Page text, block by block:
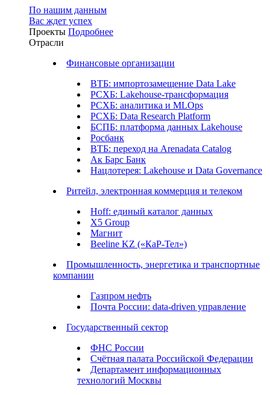
По нашим данным
Вас ждет успех
Проекты Подробнее
Отрасли
Финансовые организации
ВТБ: импортозамещение Data Lake
РСХБ: Lakehouse-трансформация
РСХБ: аналитика и MLOps
РСХБ: Data Research Platform
БСПБ: платформа данных Lakehouse
Росбанк
ВТБ: переход на Arenadata Catalog
Ак Барс Банк
Нацлотерея: Lakehouse и Data Governance
Ритейл, электронная коммерция и телеком
Hoff: единый каталог данных
X5 Group
Магнит
Beeline KZ («КаР-Тел»)
Промышленность, энергетика и транспортные
компании
Газпром нефть
Почта России: data-driven управление
Государственный сектор
ФНС России
Счётная палата Российской Федерации
Департамент информационных
технологий Москвы